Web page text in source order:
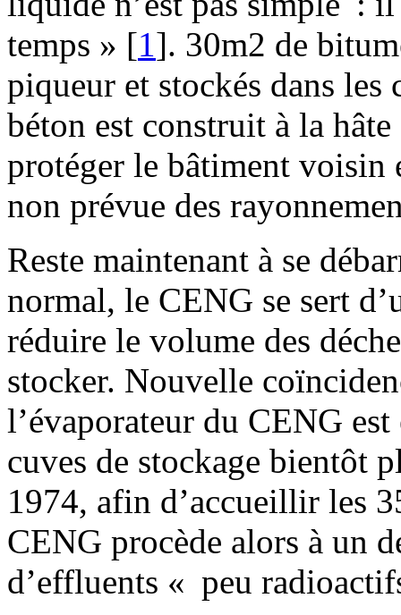
temps » [1]. 30m2 de
piqueur et stockés dans
béton est construit à la
protéger le bâtiment voisin
non prévue des
Reste maintenant à se
normal, le CENG se sert
réduire le volume des
stocker. Nouvelle
l’évaporateur du CENG
cuves de stockage bientôt
1974, afin d’accueillir les
CENG procède alors à un
d’effluents « peu